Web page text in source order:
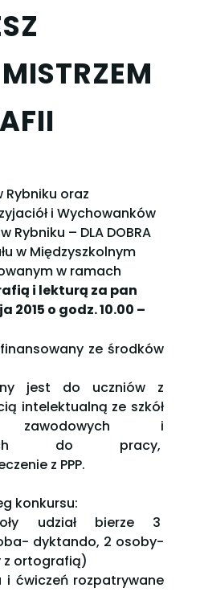
Rybniku oraz
i Wychowanków
Rybniku – DLA DOBRA
w Międzyszkolnym
w ramach
i lekturą za pan
2015 o godz. 10.00 –
ze środków
jest do uczniów z
intelektualną ze szkół
zawodowych i
do pracy,
z PPP.
konkursu:
udział bierze 3
dyktando, 2 osoby-
z ortografią)
ćwiczeń rozpatrywane